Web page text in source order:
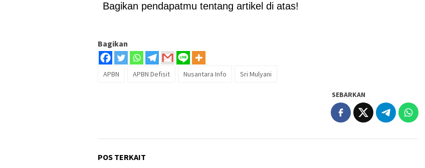
Bagikan pendapatmu tentang artikel di atas!
Bagikan
APBN APBN Defisit Nusantara Info Sri Mulyani
SEBARKAN
POS TERKAIT